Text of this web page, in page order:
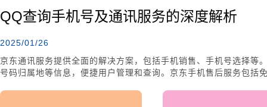
QQ查询手机号及通讯服务的深度解析
2025/01/26
京东通讯服务提供全面的解决方案，包括手机销售、手机号选择等
号码归属地等信息，便捷用户管理和查询。京东手机售后服务包括